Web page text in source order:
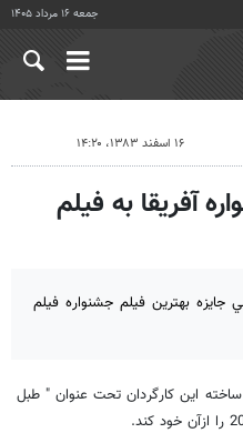
جمعه ۱۶ مرداد ۱۴۰۵
۱۶ اسفند ۱۳۸۳، ۱۴:۲۰
آفريقا به فيلم
جايزه بهترين فيلم جشنواره فيلم
اين كارگردان تحت عنوان " طبل